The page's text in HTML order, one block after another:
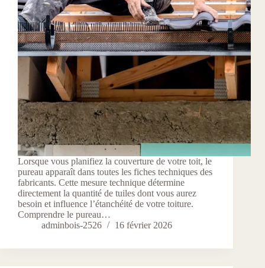
Lorsque vous planifiez la couverture de votre toit, le
pureau apparaît dans toutes les fiches techniques des
fabricants. Cette mesure technique détermine
directement la quantité de tuiles dont vous aurez
besoin et influence l’étanchéité de votre toiture.
Comprendre le pureau…
adminbois-2526
16 février 2026